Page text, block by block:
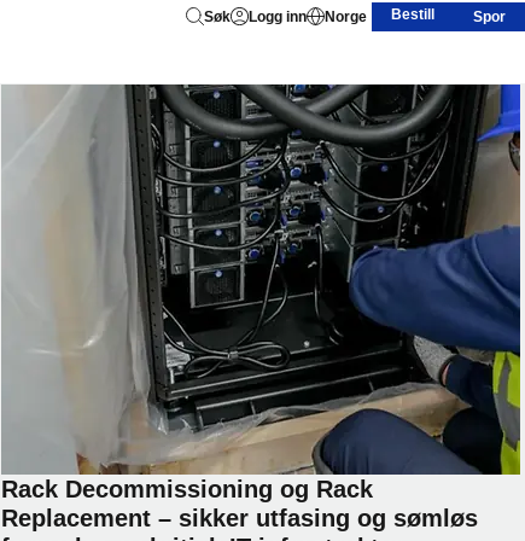
Søk Logg inn Norge Bestill Spor
Rack Decommissioning og Rack
Replacement – sikker utfasing og sømløs